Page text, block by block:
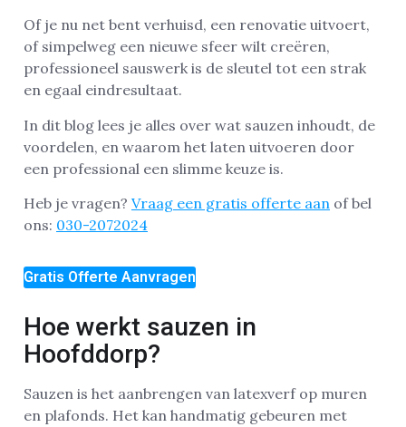
Of je nu net bent verhuisd, een renovatie uitvoert,
of simpelweg een nieuwe sfeer wilt creëren,
professioneel sauswerk is de sleutel tot een strak
en egaal eindresultaat.
In dit blog lees je alles over wat sauzen inhoudt, de
voordelen, en waarom het laten uitvoeren door
een professional een slimme keuze is.
Heb je vragen? Vraag een gratis offerte aan of bel
ons: 030-2072024
Gratis Offerte Aanvragen
Hoe werkt sauzen in
Hoofddorp?
Sauzen is het aanbrengen van latexverf op muren
en plafonds. Het kan handmatig gebeuren met